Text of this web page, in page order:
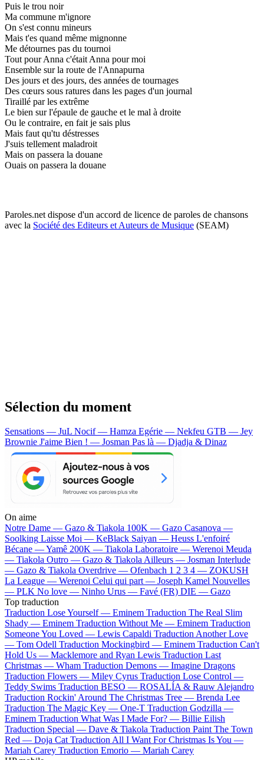
Puis le trou noir
Ma commune m'ignore
On s'est connu mineurs
Mais t'es quand même mignonne
Me détournes pas du tournoi
Tout pour Anna c'était Anna pour moi
Ensemble sur la route de l'Annapurna
Des jours et des jours, des années de tournages
Des cœurs sous ratures dans les pages d'un journal
Tiraillé par les extrême
Le bien sur l'épaule de gauche et le mal à droite
Ou le contraire, en fait je sais plus
Mais faut qu'tu déstresses
J'suis tellement maladroit
Mais on passera la douane
Ouais on passera la douane
Paroles.net dispose d'un accord de licence de paroles de chansons
avec la Société des Editeurs et Auteurs de Musique (SEAM)
Sélection du moment
Sensations — JuL Nocif — Hamza Egérie — Nekfeu GTB — Jey
Brownie J'aime Bien ! — Josman Pas là — Djadja & Dinaz
On aime
Notre Dame — Gazo & Tiakola 100K — Gazo Casanova —
Soolking Laisse Moi — KeBlack Saiyan — Heuss L'enfoiré
Bécane —Yamê 200K — Tiakola Laboratoire — Werenoi Meuda
— Tiakola Outro — Gazo & TiakolaAilleurs — Josman Interlude
— Gazo & Tiakola Overdrive — Ofenbach 1 2 3 4 — ZOKUSH
La League — Werenoi Celui qui part — Joseph Kamel Nouvelles
— PLK No love — Ninho Urus — Favé (FR) DIE — Gazo
Top traduction
Traduction Lose Yourself — Eminem Traduction The Real Slim
Shady — Eminem Traduction Without Me — Eminem Traduction
Someone You Loved — Lewis Capaldi Traduction Another Love
— Tom Odell Traduction Mockingbird — Eminem Traduction Can't
Hold Us — Macklemore and Ryan Lewis Traduction Last
Christmas — Wham Traduction Demons — Imagine Dragons
Traduction Flowers — Miley Cyrus Traduction Lose Control —
Teddy Swims Traduction BESO — ROSALÍA & Rauw Alejandro
Traduction Rockin' Around The Christmas Tree — Brenda Lee
Traduction The Magic Key — One-T Traduction Godzilla —
Eminem Traduction What Was I Made For? — Billie Eilish
Traduction Special — Dave & Tiakola Traduction Paint The Town
Red — Doja Cat Traduction All I Want For Christmas Is You —
Mariah Carey Traduction Emorio — Mariah Carey